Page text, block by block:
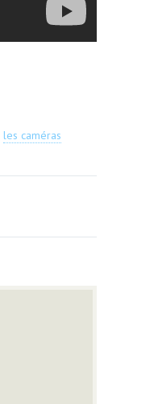
les caméras